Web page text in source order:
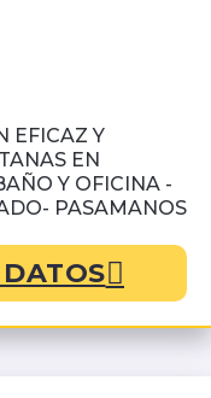
EFICAZ Y
EN
Y OFICINA -
PASAMANOS